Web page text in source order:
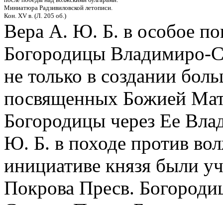
Миниатюра Радзивиловской летописи.
Кон. XV в. (Л. 205 об.)
Вера А. Ю. Б. в особое
Богородицы Владимиро-
не только в создании
посвященных Божией
Богородицы через Ее
Ю. Б. в походе против
инициативе князя были
Покрова Пресв.